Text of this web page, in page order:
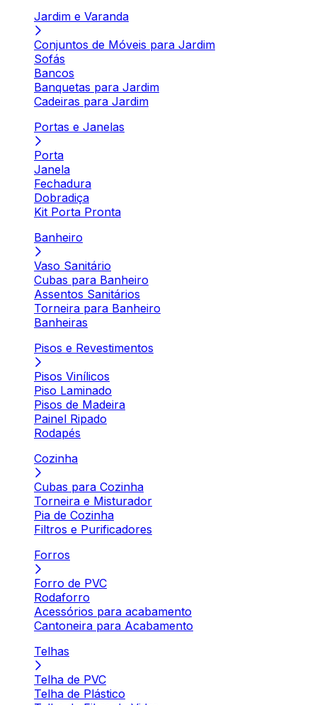
Jardim e Varanda
Conjuntos de Móveis para Jardim
Sofás
Bancos
Banquetas para Jardim
Cadeiras para Jardim
Portas e Janelas
Porta
Janela
Fechadura
Dobradiça
Kit Porta Pronta
Banheiro
Vaso Sanitário
Cubas para Banheiro
Assentos Sanitários
Torneira para Banheiro
Banheiras
Pisos e Revestimentos
Pisos Vinílicos
Piso Laminado
Pisos de Madeira
Painel Ripado
Rodapés
Cozinha
Cubas para Cozinha
Torneira e Misturador
Pia de Cozinha
Filtros e Purificadores
Forros
Forro de PVC
Rodaforro
Acessórios para acabamento
Cantoneira para Acabamento
Telhas
Telha de PVC
Telha de Plástico